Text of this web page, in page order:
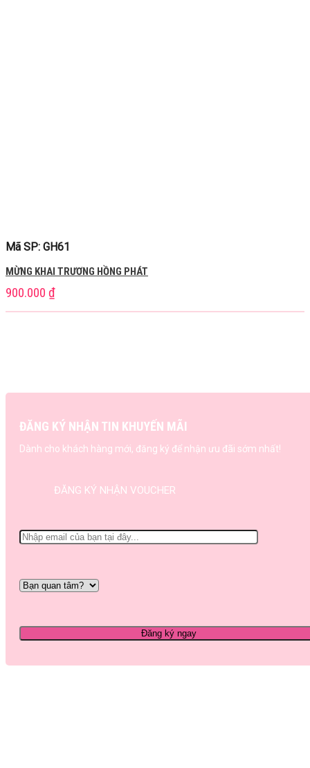
Mã SP: GH61
MỪNG KHAI TRƯƠNG HỒNG PHÁT
900.000 ₫
ĐĂNG KÝ NHẬN TIN KHUYẾN MÃI
Dành cho khách hàng mới, đăng ký để nhận ưu đãi sớm nhất!
ĐĂNG KÝ NHẬN VOUCHER